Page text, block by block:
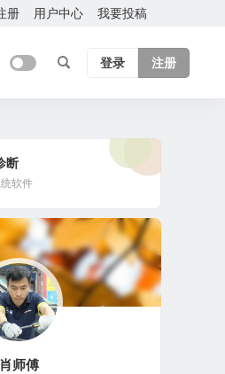
册 用户中心 我要投稿
登录 注册
断
软件
肖师傅